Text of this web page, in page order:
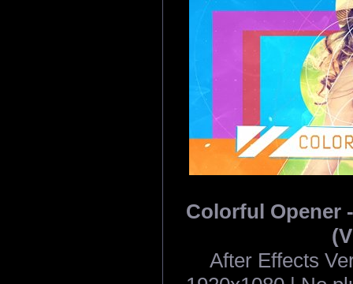
Colorful Opener
After Effects